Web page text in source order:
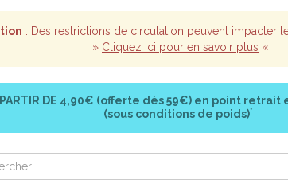
: Des restrictions de circulation peuvent impacter
» Cliquez ici pour en savoir plus «
DE 4,90€ (offerte dès 59€) en point retrait
(sous conditions de poids)*